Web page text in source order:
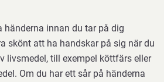
händerna innan du tar på dig
skönt att ha handskar på sig när du
livsmedel, till exempel köttfärs eller
Om du har ett sår på händerna